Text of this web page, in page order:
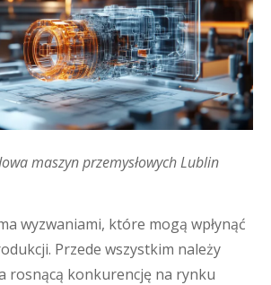
maszyn przemysłowych Lublin
wyzwaniami, które mogą wpłynąć
Przede wszystkim należy
rosnącą konkurencję na rynku